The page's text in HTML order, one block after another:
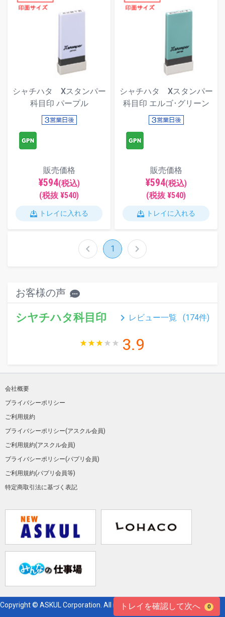
シャチハタ Xスタンパー
科目印 パープル
販売価格
¥594(税込)
(税抜 ¥540)
トレイに入れる
シャチハタ Xスタンパー
科目印 エルゴ･グリーン
販売価格
¥594(税込)
(税抜 ¥540)
トレイに入れる
chevron_left 1 chevron_right
お客様の声
シヤチハタ科目印 keyboard_arrow_right レビュー一覧 (174件)
3.9
トレイを確認して次へ 0
会社概要
プライバシーポリシー
ご利用規約
プライバシーポリシー(アスクル会員)
ご利用規約(アスクル会員)
プライバシーポリシー(パプリ会員)
ご利用規約(パプリ会員等)
特定商取引法に基づく表記
Copyright © ASKUL Corporation. All right reserved.